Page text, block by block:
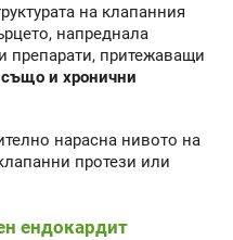
на клапанния
напреднала
препарати, притежаващи
също и хронични
нарасна нивото на
протези или
ендокардит